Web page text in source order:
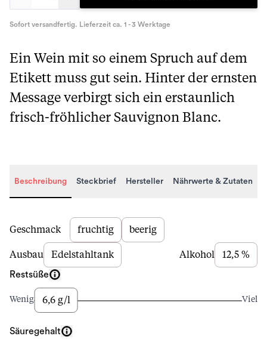
Sofort versandfertig. Lieferzeit ca. 1 - 3 Werktage
Ein Wein mit so einem Spruch auf dem
Etikett muss gut sein. Hinter der ernsten
Message verbirgt sich ein erstaunlich
frisch-fröhlicher Sauvignon Blanc.
Beschreibung Steckbrief Hersteller Nährwerte & Zutaten
Beschreibung
Geschmack fruchtig beerig
Ausbau Edelstahltank Alkohol 12,5 %
Restsüße
Wenig 6,6 g/l Viel
Säuregehalt